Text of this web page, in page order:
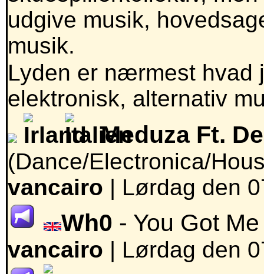
udgive musik,
musik.
Lyden er nærmest hvad
elektronisk, alternativ
Meduza Ft.
(Dance/Electronica/
vancairo | Lørdag den
Wh0 - You Got
vancairo | Lørdag den